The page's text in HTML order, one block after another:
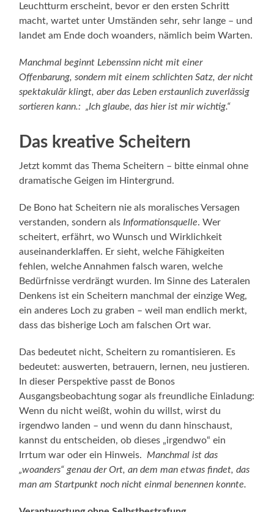
Leuchtturm erscheint, bevor er den ersten Schritt
macht, wartet unter Umständen sehr, sehr lange – und
landet am Ende doch woanders, nämlich beim Warten.
Manchmal beginnt Lebenssinn nicht mit einer
Offenbarung, sondern mit einem schlichten Satz, der nicht
spektakulär klingt, aber das Leben erstaunlich zuverlässig
sortieren kann.: „Ich glaube, das hier ist mir wichtig.“
Das kreative Scheitern
Jetzt kommt das Thema Scheitern – bitte einmal ohne
dramatische Geigen im Hintergrund.
De Bono hat Scheitern nie als moralisches Versagen
verstanden, sondern als Informationsquelle. Wer
scheitert, erfährt, wo Wunsch und Wirklichkeit
auseinanderklaffen. Er sieht, welche Fähigkeiten
fehlen, welche Annahmen falsch waren, welche
Bedürfnisse verdrängt wurden. Im Sinne des Lateralen
Denkens ist ein Scheitern manchmal der einzige Weg,
ein anderes Loch zu graben – weil man endlich merkt,
dass das bisherige Loch am falschen Ort war.
Das bedeutet nicht, Scheitern zu romantisieren. Es
bedeutet: auswerten, betrauern, lernen, neu justieren.
In dieser Perspektive passt de Bonos
Ausgangsbeobachtung sogar als freundliche Einladung:
Wenn du nicht weißt, wohin du willst, wirst du
irgendwo landen – und wenn du dann hinschaust,
kannst du entscheiden, ob dieses „irgendwo“ ein
Irrtum war oder ein Hinweis. Manchmal ist das
„woanders“ genau der Ort, an dem man etwas findet, das
man am Startpunkt noch nicht einmal benennen konnte.